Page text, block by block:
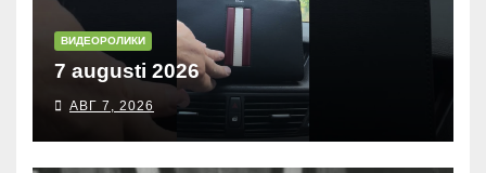
ВИДЕОРОЛИКИ
7 augusti 2026
АВГ 7, 2026